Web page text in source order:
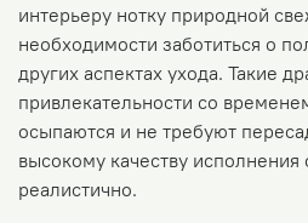
интерьеру нотку природной
необходимости заботиться о
других аспектах ухода. Такие
привлекательности со
осыпаются и не требуют
высокому качеству исполнения
реалистично.